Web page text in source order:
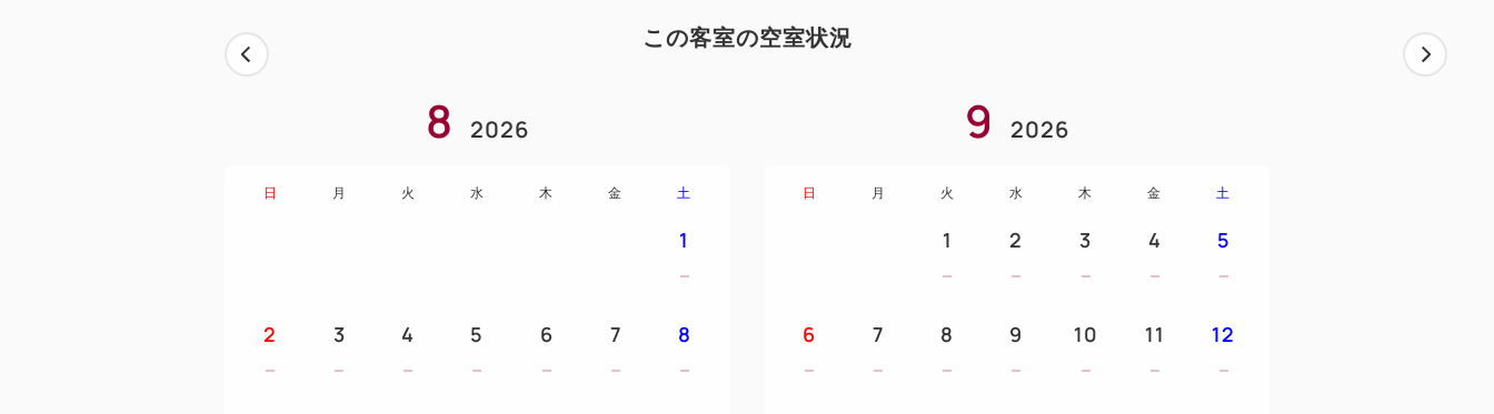
この客室の空室状況
8 2026
日 月 火 水 木 金 土
1
2 3 4 5 6 7 8
9 2026
日 月 火 水 木 金 土
1 2 3 4 5
6 7 8 9 10 11 12